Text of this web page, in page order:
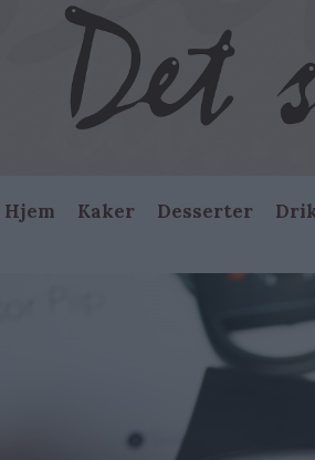
Main
navigation
Hjem Kaker Desserter